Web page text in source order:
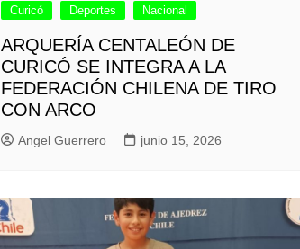
Curicó Deportes Nacional
ARQUERÍA CENTALEÓN DE
CURICÓ SE INTEGRA A LA
FEDERACIÓN CHILENA DE TIRO
CON ARCO
Angel Guerrero junio 15, 2026